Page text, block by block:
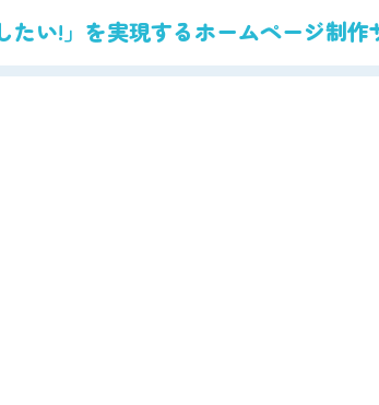
たい!」を実現するホームページ制作